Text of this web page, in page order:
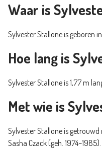
Waar is
Sylvester Stallone is geboren
Hoe lang is
Sylvester Stallone is 1,77 m
Met wie is
Sylvester Stallone is
Sasha Czack (geh. 1974–1985).